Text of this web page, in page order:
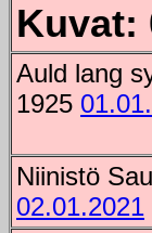
Kuvat:
Auld lang
1925
Niinistö
02.01.2021